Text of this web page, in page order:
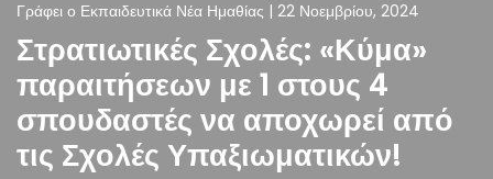
Γράφει ο Εκπαιδευτικά Νέα Ημαθίας 22 Νοεμβρίου, 2024
Στρατιωτικές Σχολές: «Κύμα»
παραιτήσεων με 1 στους 4
σπουδαστές να αποχωρεί από
τις Σχολές Υπαξιωματικών!